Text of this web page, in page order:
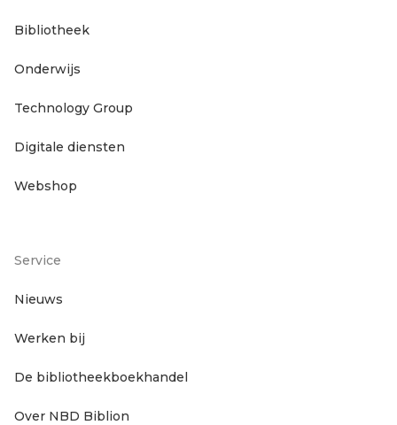
hoofdnavigatie
Bibliotheek
Onderwijs
Technology Group
Digitale diensten
Webshop
servicenavigatie
Service
Nieuws
Werken bij
De bibliotheekboekhandel
Over NBD Biblion